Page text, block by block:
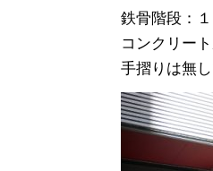
鉄骨階段：
コンクリー
手摺りは無